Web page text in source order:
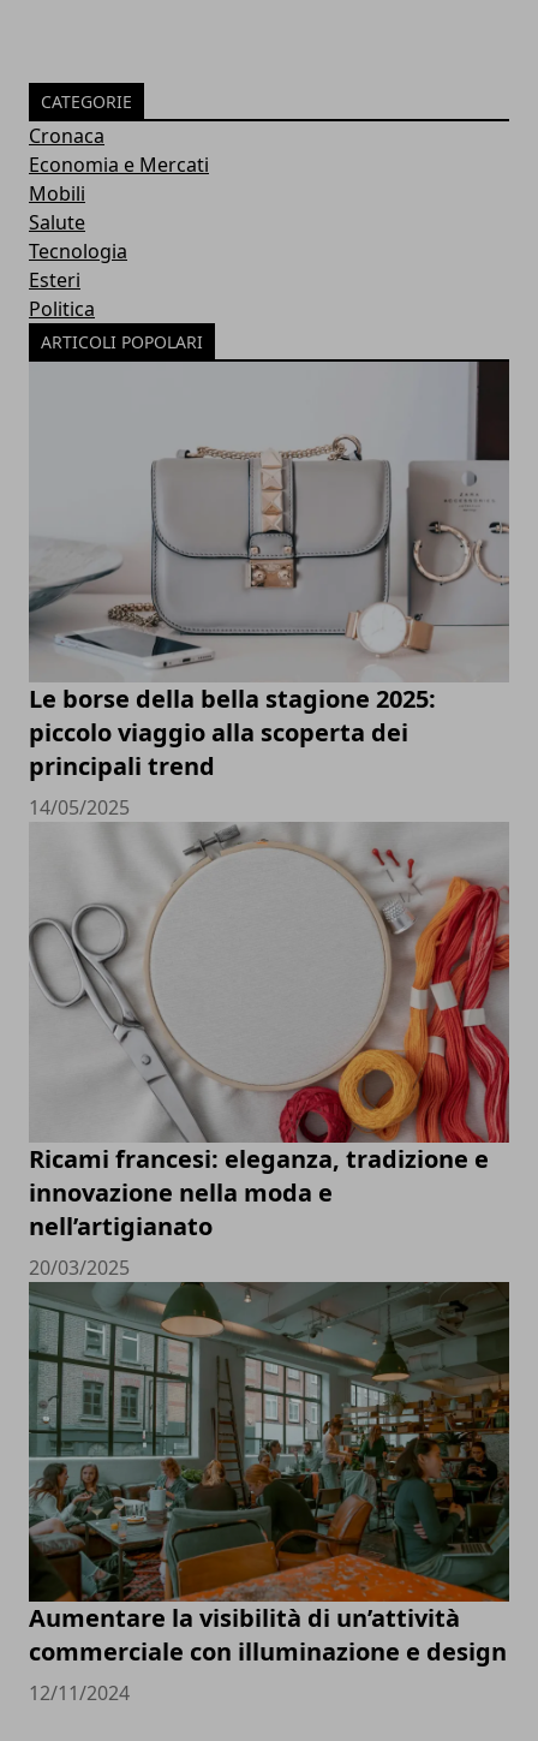
CATEGORIE
Cronaca
Economia e Mercati
Mobili
Salute
Tecnologia
Esteri
Politica
ARTICOLI POPOLARI
Le borse della bella stagione 2025:
piccolo viaggio alla scoperta dei
principali trend
14/05/2025
Ricami francesi: eleganza, tradizione e
innovazione nella moda e
nell’artigianato
20/03/2025
Aumentare la visibilità di un’attività
commerciale con illuminazione e design
12/11/2024